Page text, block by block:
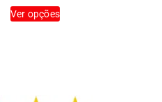
Ver opçõesproduto
opções